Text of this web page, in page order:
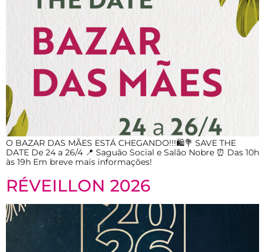
O BAZAR DAS MÃES ESTÁ CHEGANDO!!!🛍💐 SAVE THE
DATE De 24 a 26/4 📍 Saguão Social e Salão Nobre ⏰ Das 10h
às 19h Em breve mais informações!
RÉVEILLON 2026